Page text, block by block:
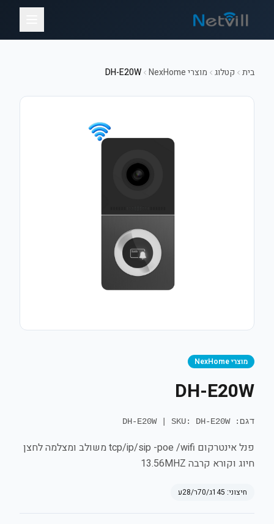
בית קטלוג מוצרי NexHome DH-E20W
מוצרי NexHome
DH-E20W
דגם: DH-E20W | SKU: DH-E20W
פנל אינטרקום tcp/ip/sip -poe /wifi משולב ומצלמה לחצן
חיוג וקורא קרבה 13.56MHZ
חיצוני: 145ג/70ר/28ע